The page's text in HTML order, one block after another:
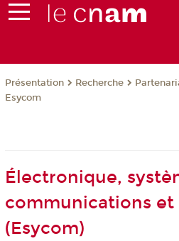
Présentation Recherche
Esycom
Électronique,
communications et
(Esycom)